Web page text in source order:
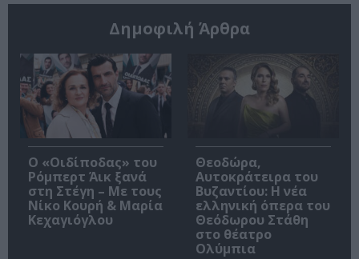
Δημοφιλή Άρθρα
O «Οιδίποδας» του
Ρόμπερτ Άικ ξανά
στη Στέγη – Με τους
Νίκο Κουρή & Μαρία
Κεχαγιόγλου
Θεοδώρα,
Αυτοκράτειρα του
Βυζαντίου: Η νέα
ελληνική όπερα του
Θεόδωρου Στάθη
στο θέατρο
Ολύμπια